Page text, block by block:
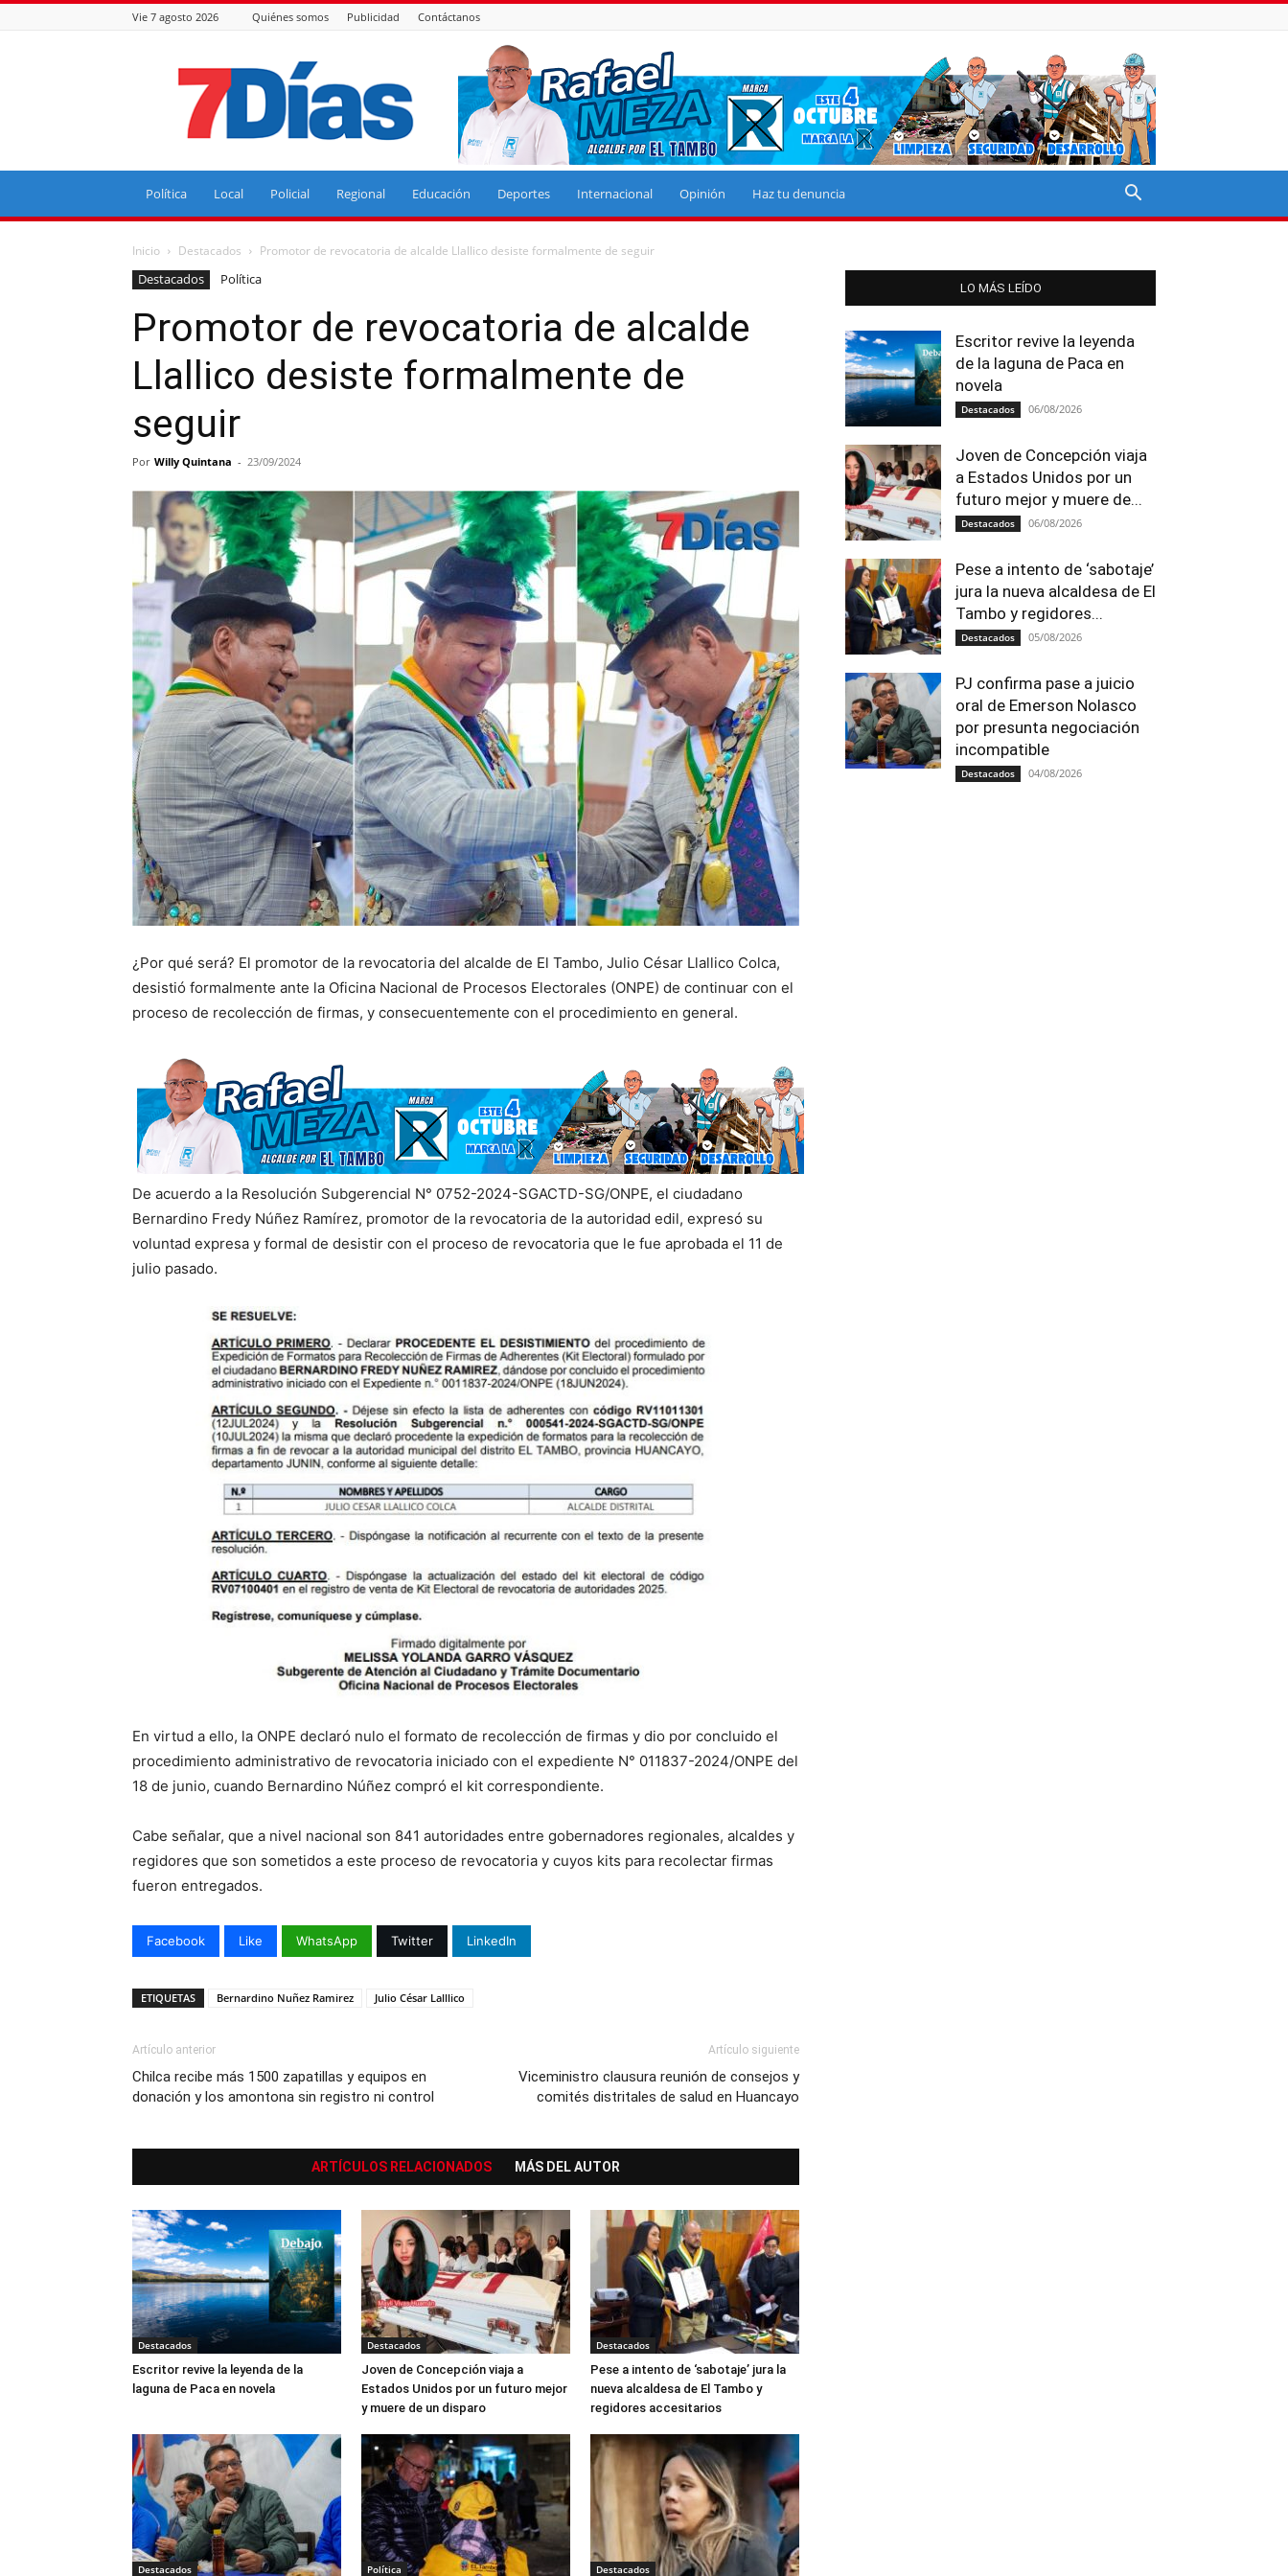
Vie 7 agosto 2026 Quiénes somos Publicidad Contáctanos
7
Días
Política Local Policial Regional Educación Deportes Internacional Opinión Haz tu denuncia
Inicio Destacados Promotor de revocatoria de alcalde Llallico desiste formalmente de seguir
Destacados Política
Promotor de revocatoria de alcalde
Llallico desiste formalmente de
seguir
Por Willy Quintana - 23/09/2024
¿Por qué será? El promotor de la revocatoria del alcalde de El Tambo, Julio César Llallico Colca,
desistió formalmente ante la Oficina Nacional de Procesos Electorales (ONPE) de continuar con el
proceso de recolección de firmas, y consecuentemente con el procedimiento en general.
De acuerdo a la Resolución Subgerencial N° 0752-2024-SGACTD-SG/ONPE, el ciudadano
Bernardino Fredy Núñez Ramírez, promotor de la revocatoria de la autoridad edil, expresó su
voluntad expresa y formal de desistir con el proceso de revocatoria que le fue aprobada el 11 de
julio pasado.
En virtud a ello, la ONPE declaró nulo el formato de recolección de firmas y dio por concluido el
procedimiento administrativo de revocatoria iniciado con el expediente N° 011837-2024/ONPE del
18 de junio, cuando Bernardino Núñez compró el kit correspondiente.
Cabe señalar, que a nivel nacional son 841 autoridades entre gobernadores regionales, alcaldes y
regidores que son sometidos a este proceso de revocatoria y cuyos kits para recolectar firmas
fueron entregados.
Facebook Like WhatsApp Twitter LinkedIn
ETIQUETAS Bernardino Nuñez Ramirez Julio César Lalllico
Artículo anterior
Chilca recibe más 1500 zapatillas y equipos en
donación y los amontona sin registro ni control
Artículo siguiente
Viceministro clausura reunión de consejos y
comités distritales de salud en Huancayo
ARTÍCULOS RELACIONADOS MÁS DEL AUTOR
Destacados
Escritor revive la leyenda de la
laguna de Paca en novela
Destacados
Joven de Concepción viaja a
Estados Unidos por un futuro mejor
y muere de un disparo
Destacados
Pese a intento de ‘sabotaje’ jura la
nueva alcaldesa de El Tambo y
regidores accesitarios
Destacados Política Destacados
LO MÁS LEÍDO
Escritor revive la leyenda
de la laguna de Paca en
novela
Destacados 06/08/2026
Joven de Concepción viaja
a Estados Unidos por un
futuro mejor y muere de...
Destacados 06/08/2026
Pese a intento de ‘sabotaje’
jura la nueva alcaldesa de El
Tambo y regidores...
Destacados 05/08/2026
PJ confirma pase a juicio
oral de Emerson Nolasco
por presunta negociación
incompatible
Destacados 04/08/2026